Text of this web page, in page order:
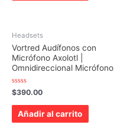
Headsets
Vortred Audífonos con
Micrófono Axolotl |
Omnidireccional Micrófono
Valorado
con
0
$390.00
Añadir al carrito